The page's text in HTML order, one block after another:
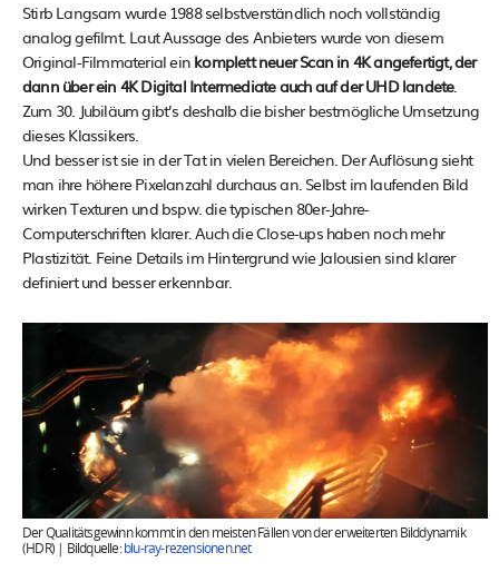
Stirb Langsam wurde 1988 selbstverständlich noch vollständig
analog gefilmt. Laut Aussage des Anbieters wurde von diesem
Original-Filmmaterial ein komplett neuer Scan in 4K angefertigt, der
dann über ein 4K Digital Intermediate auch auf der UHD landete.
Zum 30. Jubiläum gibt’s deshalb die bisher bestmögliche Umsetzung
dieses Klassikers.
Und besser ist sie in der Tat in vielen Bereichen. Der Auflösung sieht
man ihre höhere Pixelanzahl durchaus an. Selbst im laufenden Bild
wirken Texturen und bspw. die typischen 80er-Jahre-
Computerschriften klarer. Auch die Close-ups haben noch mehr
Plastizität. Feine Details im Hintergrund wie Jalousien sind klarer
definiert und besser erkennbar.
Der Qualitätsgewinn kommt in den meisten Fällen von der erweiterten Bilddynamik
(HDR) | Bildquelle: blu-ray-rezensionen.net